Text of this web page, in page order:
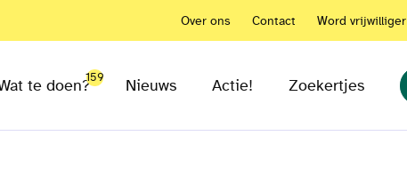
Over ons Contact Word vrijwilliger
te doen?159 Nieuws Actie! Zoekertjes